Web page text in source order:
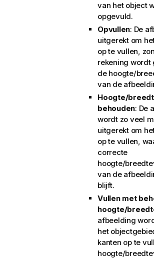
van het object
opgevuld.
Opvullen: De
uitgerekt om
op te vullen,
rekening wordt
de hoogte/
van de
Hoogte/
behouden: De
wordt zo veel
uitgerekt om
op te vullen,
correcte
hoogte/
van de
blijft.
Vullen met
hoogte/
afbeelding
het
kanten op te
hoogte/